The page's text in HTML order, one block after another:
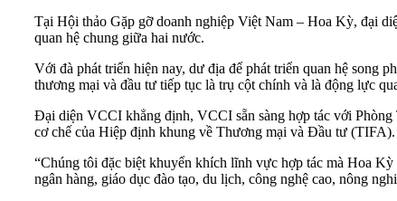
Tại Hội thảo Gặp gỡ doanh nghiệp Việt Nam – Hoa Kỳ, đại
quan hệ chung giữa hai nước.
Với đà phát triển hiện nay, dư địa để phát triển quan hệ song
thương mại và đầu tư tiếp tục là trụ cột chính và là động lực
Đại diện VCCI khẳng định, VCCI sẵn sàng hợp tác với
cơ chế của Hiệp định khung về Thương mại và Đầu tư (TIFA).
“Chúng tôi đặc biệt khuyển khích lĩnh vực hợp tác mà Hoa
ngân hàng, giáo dục đào tạo, du lịch, công nghệ cao, nông